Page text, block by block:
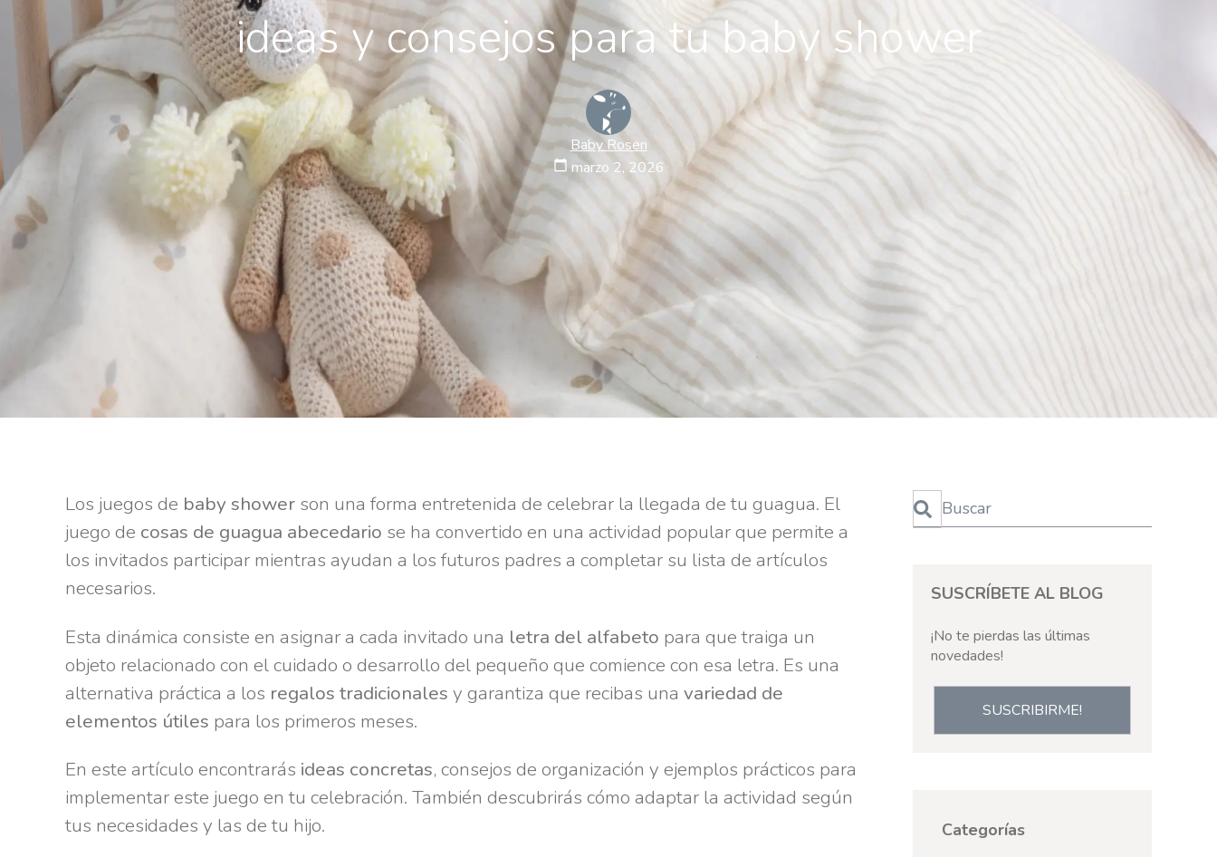
ideas y consejos para tu baby shower
Baby Rosen
calendar_today marzo 2, 2026
Los juegos de baby shower son una forma entretenida de celebrar la llegada de tu guagua. El
juego de cosas de guagua abecedario se ha convertido en una actividad popular que permite a
los invitados participar mientras ayudan a los futuros padres a completar su lista de artículos
necesarios.
Esta dinámica consiste en asignar a cada invitado una letra del alfabeto para que traiga un
objeto relacionado con el cuidado o desarrollo del pequeño que comience con esa letra. Es una
alternativa práctica a los regalos tradicionales y garantiza que recibas una variedad de
elementos útiles para los primeros meses.
En este artículo encontrarás ideas concretas, consejos de organización y ejemplos prácticos para
implementar este juego en tu celebración. También descubrirás cómo adaptar la actividad según
tus necesidades y las de tu hijo.
Esto es un campo de búsqueda con una función de
SUSCRÍBETE AL BLOG
¡No te pierdas las últimas
novedades!
SUSCRIBIRME!
Categorías